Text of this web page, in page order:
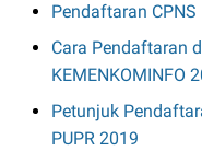
Pendaftaran
Cara Pendaftaran
KEMENKOMINFO
Petunjuk
PUPR 2019